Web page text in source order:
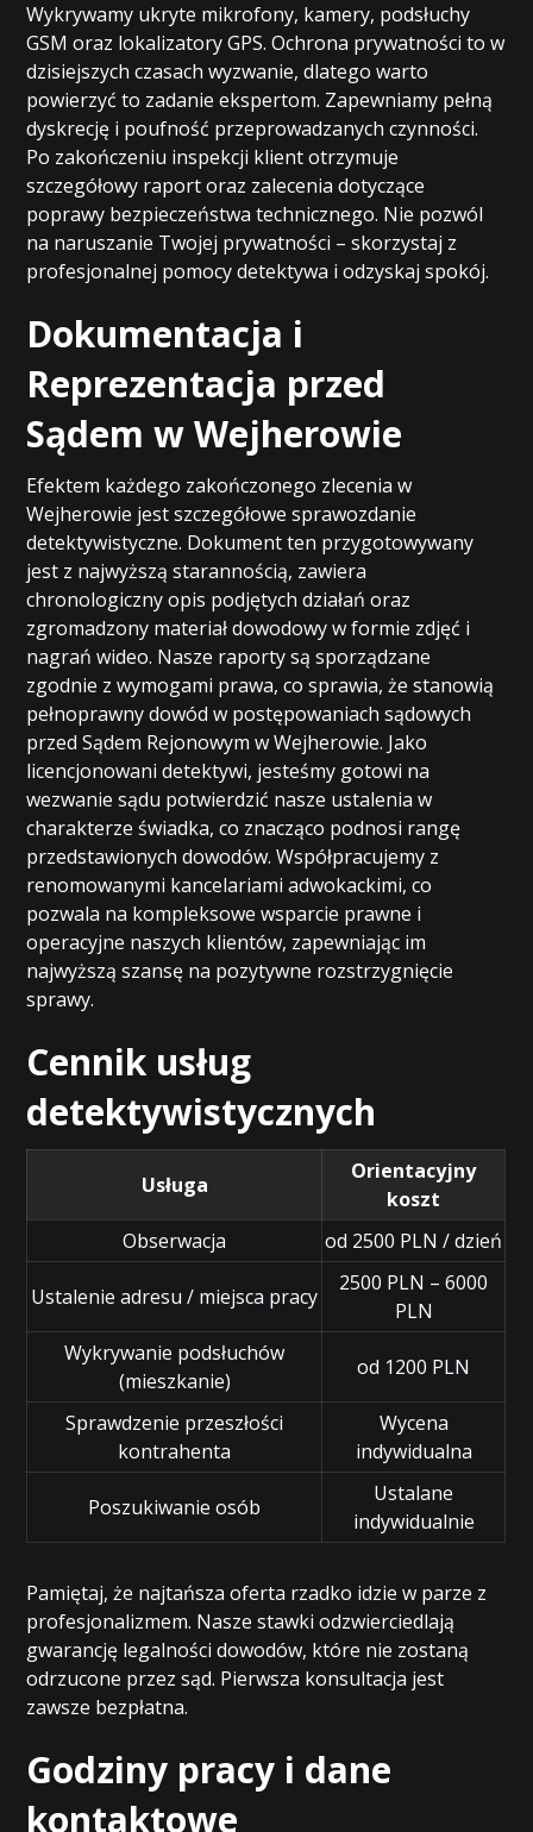
Wykrywamy ukryte mikrofony, kamery, podsłuchy
GSM oraz lokalizatory GPS. Ochrona prywatności to w
dzisiejszych czasach wyzwanie, dlatego warto
powierzyć to zadanie ekspertom. Zapewniamy pełną
dyskrecję i poufność przeprowadzanych czynności.
Po zakończeniu inspekcji klient otrzymuje
szczegółowy raport oraz zalecenia dotyczące
poprawy bezpieczeństwa technicznego. Nie pozwól
na naruszanie Twojej prywatności – skorzystaj z
profesjonalnej pomocy detektywa i odzyskaj spokój.
Dokumentacja i
Reprezentacja przed
Sądem w Wejherowie
Efektem każdego zakończonego zlecenia w
Wejherowie jest szczegółowe sprawozdanie
detektywistyczne. Dokument ten przygotowywany
jest z najwyższą starannością, zawiera
chronologiczny opis podjętych działań oraz
zgromadzony materiał dowodowy w formie zdjęć i
nagrań wideo. Nasze raporty są sporządzane
zgodnie z wymogami prawa, co sprawia, że stanowią
pełnoprawny dowód w postępowaniach sądowych
przed Sądem Rejonowym w Wejherowie. Jako
licencjonowani detektywi, jesteśmy gotowi na
wezwanie sądu potwierdzić nasze ustalenia w
charakterze świadka, co znacząco podnosi rangę
przedstawionych dowodów. Współpracujemy z
renomowanymi kancelariami adwokackimi, co
pozwala na kompleksowe wsparcie prawne i
operacyjne naszych klientów, zapewniając im
najwyższą szansę na pozytywne rozstrzygnięcie
sprawy.
Cennik usług
detektywistycznych
Usługa
Orientacyjny
koszt
Obserwacja
od 2500 PLN / dzień
Ustalenie adresu / miejsca pracy
2500 PLN – 6000
PLN
Wykrywanie podsłuchów
(mieszkanie)
od 1200 PLN
Sprawdzenie przeszłości
kontrahenta
Wycena
indywidualna
Poszukiwanie osób
Ustalane
indywidualnie
Pamiętaj, że najtańsza oferta rzadko idzie w parze z
profesjonalizmem. Nasze stawki odzwierciedlają
gwarancję legalności dowodów, które nie zostaną
odrzucone przez sąd. Pierwsza konsultacja jest
zawsze bezpłatna.
Godziny pracy i dane
kontaktowe